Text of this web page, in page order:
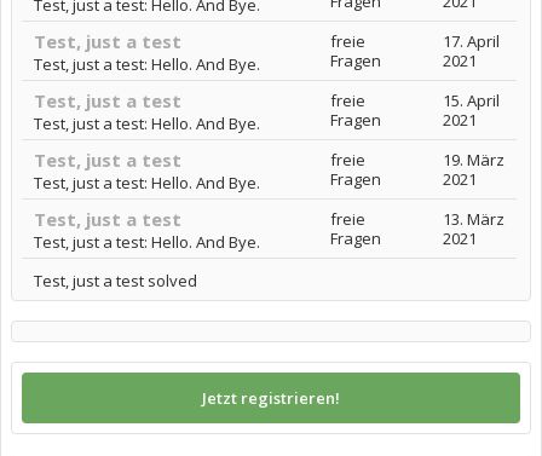
Test, just a test: Hello. And Bye.
Test, just a test
Test, just a test: Hello. And Bye.
freie
Fragen
17. April
2021
Test, just a test
Test, just a test: Hello. And Bye.
freie
Fragen
15. April
2021
Test, just a test
Test, just a test: Hello. And Bye.
freie
Fragen
19. März
2021
Test, just a test
Test, just a test: Hello. And Bye.
freie
Fragen
13. März
2021
Test, just a test solved
Jetzt registrieren!